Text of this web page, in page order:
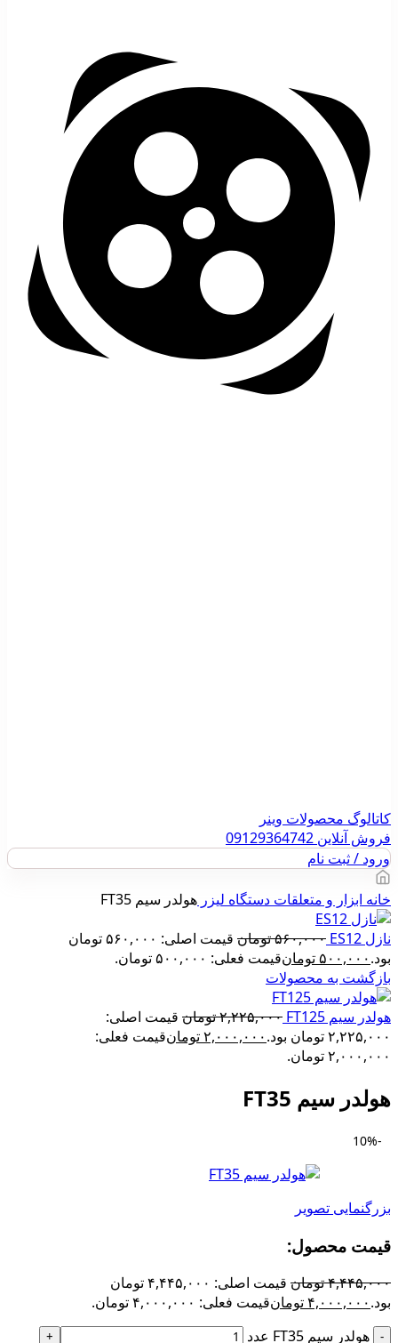
کاتالوگ محصولات وینر
فروش آنلاین 09129364742
ورود / ثبت نام
خانه ابزار و متعلقات دستگاه لیزر هولدر سیم FT35
نازل ES12
۵۶۰,۰۰۰تومان
قیمت اصلی: ۵۶۰,۰۰۰ تومان
بود.۵۰۰,۰۰۰تومانقیمت فعلی: ۵۰۰,۰۰۰ تومان.
بازگشت به محصولات
هولدر سیم FT125
۲,۲۲۵,۰۰۰تومان قیمت اصلی:
۲,۲۲۵,۰۰۰ تومان بود.
۲,۰۰۰,۰۰۰تومانقیمت فعلی:
۲,۰۰۰,۰۰۰ تومان.
هولدر سیم FT35
-10%
بزرگنمایی تصویر
قیمت محصول:​
۴,۴۴۵,۰۰۰تومان
قیمت اصلی: ۴,۴۴۵,۰۰۰ تومان
بود.۴,۰۰۰,۰۰۰تومانقیمت فعلی: ۴,۰۰۰,۰۰۰ تومان.
هولدر سیم FT35 عدد